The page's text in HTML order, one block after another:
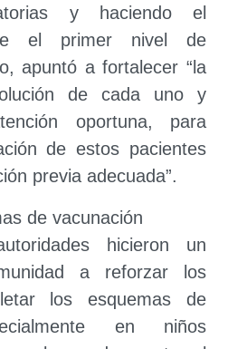
y haciendo el
el primer nivel de
apuntó a fortalecer “la
de cada uno y
oportuna, para
de estos pacientes
previa adecuada”.
de vacunación
hicieron un
a reforzar los
los esquemas de
en niños